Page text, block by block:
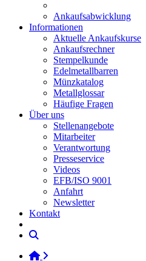
Ankaufsabwicklung
Informationen
Aktuelle Ankaufskurse
Ankaufsrechner
Stempelkunde
Edelmetallbarren
Münzkatalog
Metallglossar
Häufige Fragen
Über uns
Stellenangebote
Mitarbeiter
Verantwortung
Presseservice
Videos
EFB/ISO 9001
Anfahrt
Newsletter
Kontakt